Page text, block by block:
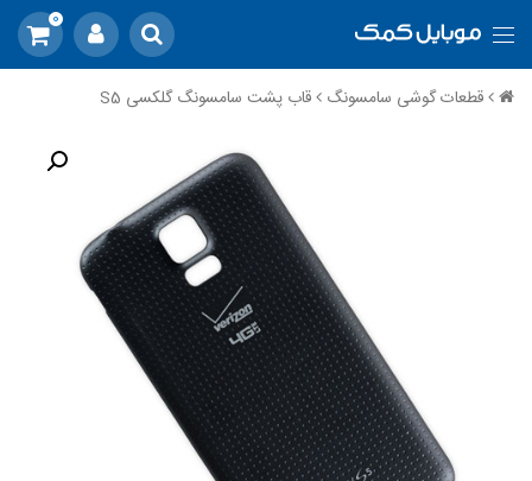
0
قطعات گوشی سامسونگ قاب پشت سامسونگ گلکسی S5